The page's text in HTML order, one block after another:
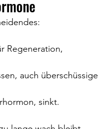
Regeneration,
auch überschüssige
sinkt.